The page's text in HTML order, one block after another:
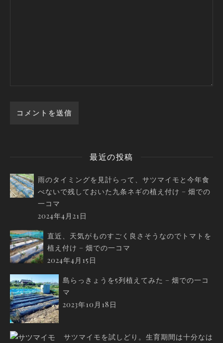
最近の投稿
雨のタイミングを見計らって、サツマイモと今年食
べないで残しておいた九条ネギの植え付け – 畑での
一コマ
2024年4月21日
直近、天気がものすごく良さそうなのでトマトを
植え付け – 畑での一コマ
2024年4月15日
島らっきょうを5列植えてみた – 畑での一コ
マ
2023年10月18日
サツマイモを試しどり。生育期間は十分なは